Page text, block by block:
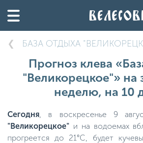
БАЗА ОТДЫХА
Прогноз клева
"Великорецкое"» на
неделю, на 10
Сегодня, в воскресенье 9
"Великорецкое" и на водоемах
прогреется до 21°C, будет